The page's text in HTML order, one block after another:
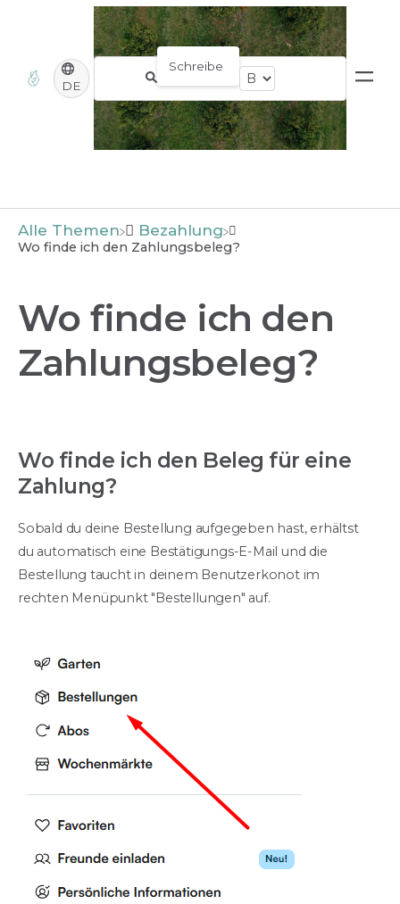
DE
Alle Themen ​Bezahlung
Wo finde ich den Zahlungsbeleg?
Wo finde ich den
Zahlungsbeleg?
Wo finde ich den Beleg für eine
Zahlung?
Sobald du deine Bestellung aufgegeben hast, erhältst
du automatisch eine Bestätigungs-E-Mail und die
Bestellung taucht in deinem Benutzerkonot im
rechten Menüpunkt "Bestellungen" auf.